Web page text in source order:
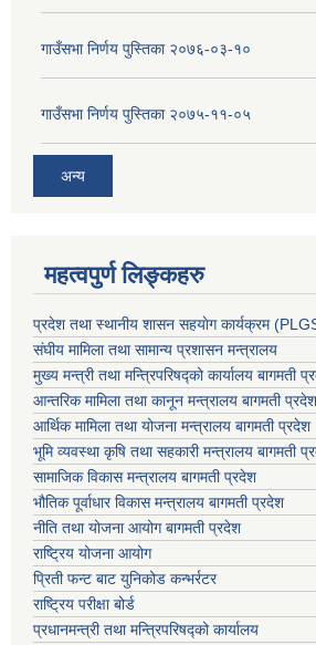
गाउँसभा निर्णय पुस्तिका २०७६-०३-१०
गाउँसभा निर्णय पुस्तिका २०७५-११-०५
अन्य
महत्वपुर्ण लिङ्कहरु
प्रदेश तथा स्थानीय शासन सहयाेग कार्यक्रम
संघीय मामिला तथा सामान्य प्रशासन मन्त्रालय
मुख्य मन्त्री तथा मन्त्रिपरिषद्को कार्यालय बागमती
आन्तरिक मामिला तथा कानून मन्त्रालय बागमती प्रदेश
आर्थिक मामिला तथा योजना मन्त्रालय बागमती प्रदेश
भूमि व्यवस्था कृषि तथा सहकारी मन्त्रालय बागमती
सामाजिक विकास मन्त्रालय बागमती प्रदेश
भौतिक पूर्वाधार विकास मन्त्रालय बागमती प्रदेश
नीति तथा योजना आयोग बागमती प्रदेश
राष्ट्रिय योजना आयोग
प्रिती फन्ट बाट युनिकोड कन्भर्रटर
राष्ट्रिय परीक्षा बोर्ड
प्रधानमन्त्री तथा मन्त्रिपरिषद्को कार्यालय